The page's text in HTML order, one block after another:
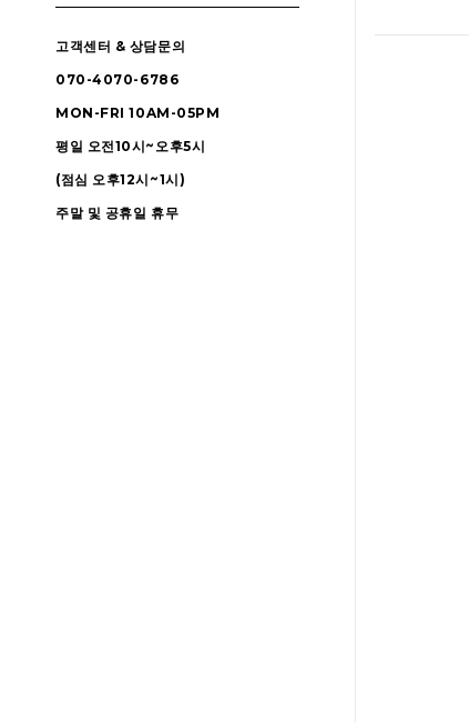
고객센터 & 상담문의
070-4070-6786
MON-FRI 10AM-05PM
평일 오전10시~오후5시
(점심 오후12시~1시)
주말 및 공휴일 휴무